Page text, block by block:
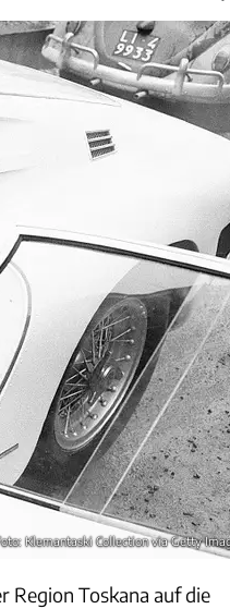
Klemantaski Collection via Getty
Region Toskana auf die